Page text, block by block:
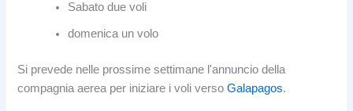
Sabato due voli
domenica un volo
Si prevede nelle prossime settimane l'annuncio della
compagnia aerea per iniziare i voli versoGalapagos.